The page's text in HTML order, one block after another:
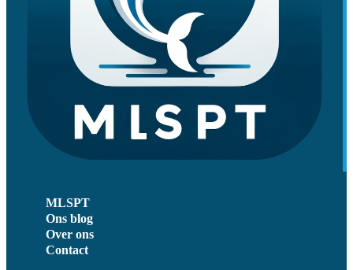
MLSPT
Ons blog
Over ons
Contact